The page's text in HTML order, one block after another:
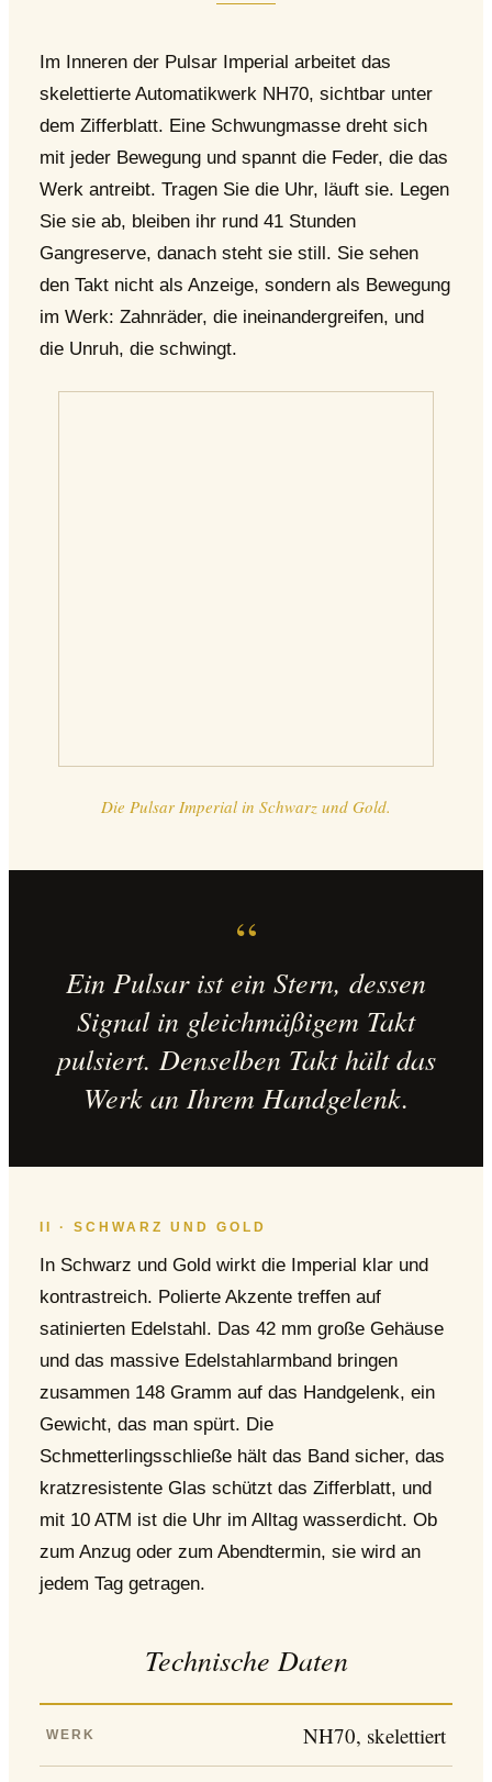
Im Inneren der Pulsar Imperial arbeitet das
skelettierte Automatikwerk NH70, sichtbar unter
dem Zifferblatt. Eine Schwungmasse dreht sich
mit jeder Bewegung und spannt die Feder, die das
Werk antreibt. Tragen Sie die Uhr, läuft sie. Legen
Sie sie ab, bleiben ihr rund 41 Stunden
Gangreserve, danach steht sie still. Sie sehen
den Takt nicht als Anzeige, sondern als Bewegung
im Werk: Zahnräder, die ineinandergreifen, und
die Unruh, die schwingt.
Die Pulsar Imperial in Schwarz und Gold.
“
Ein Pulsar ist ein Stern, dessen
Signal in gleichmäßigem Takt
pulsiert. Denselben Takt hält das
Werk an Ihrem Handgelenk.
II · SCHWARZ UND GOLD
In Schwarz und Gold wirkt die Imperial klar und
kontrastreich. Polierte Akzente treffen auf
satinierten Edelstahl. Das 42 mm große Gehäuse
und das massive Edelstahlarmband bringen
zusammen 148 Gramm auf das Handgelenk, ein
Gewicht, das man spürt. Die
Schmetterlingsschließe hält das Band sicher, das
kratzresistente Glas schützt das Zifferblatt, und
mit 10 ATM ist die Uhr im Alltag wasserdicht. Ob
zum Anzug oder zum Abendtermin, sie wird an
jedem Tag getragen.
Technische Daten
WERK NH70, skelettiert